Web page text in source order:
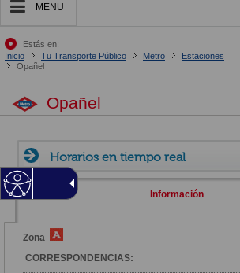
MENU
Estás en:
Inicio
Tu Transporte Público Metro
Estaciones
Opañel
Opañel
Horarios en tiempo real
Información
Zona
CORRESPONDENCIAS: